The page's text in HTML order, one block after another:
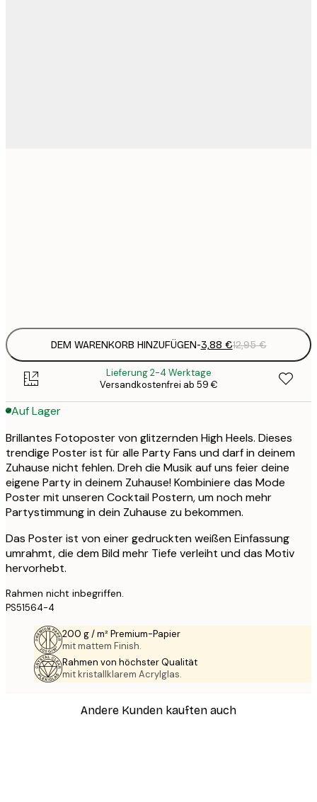
DEM WARENKORB HINZUFÜGEN-3,88 €12,95 €
Lieferung 2-4 Werktage
Versandkostenfrei ab 59 €
Auf Lager
Brillantes Fotoposter von glitzernden High Heels. Dieses
trendige Poster ist für alle Party Fans und darf in deinem
Zuhause nicht fehlen. Dreh die Musik auf uns feier deine
eigene Party in deinem Zuhause! Kombiniere das Mode
Poster mit unseren Cocktail Postern, um noch mehr
Partystimmung in dein Zuhause zu bekommen.
Das Poster ist von einer gedruckten weißen Einfassung
umrahmt, die dem Bild mehr Tiefe verleiht und das Motiv
hervorhebt.
Rahmen nicht inbegriffen.
PS51564-4
200 g / m² Premium-Papier
mit mattem Finish.
Rahmen von höchster Qualität
mit kristallklarem Acrylglas.
Andere Kunden kauften auch